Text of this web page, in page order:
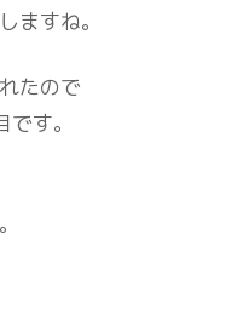
ますね。
たので
す。